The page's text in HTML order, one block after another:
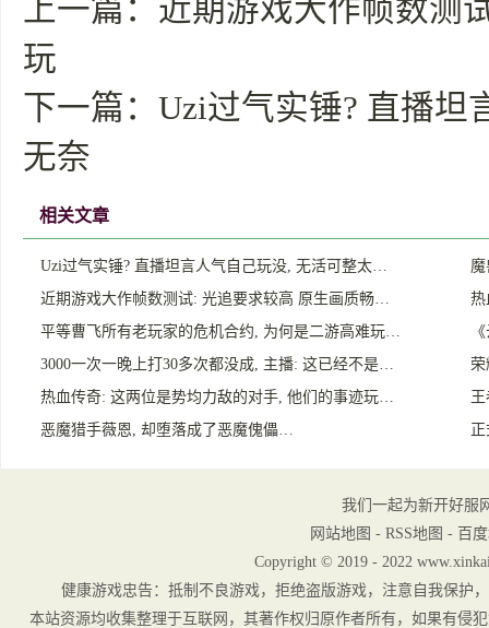
上一篇： 近期游戏大作帧数测
玩
下一篇： Uzi过气实锤? 直播坦
无奈
相关文章
Uzi过气实锤? 直播坦言人气自己玩没, 无活可整太…
近期游戏大作帧数测试: 光追要求较高 原生画质畅…
热
平等曹飞所有老玩家的危机合约, 为何是二游高难玩…
3000一次一晚上打30多次都没成, 主播: 这已经不是…
热血传奇: 这两位是势均力敌的对手, 他们的事迹玩…
恶魔猎手薇恩, 却堕落成了恶魔傀儡…
我们一起为新开好服
网站地图 - RSS地图 - 百
Copyright © 2019 - 2022
健康游戏忠告：抵制不良游戏，拒绝盗版游戏，注意自我保护
本站资源均收集整理于互联网，其著作权归原作者所有，如果有侵